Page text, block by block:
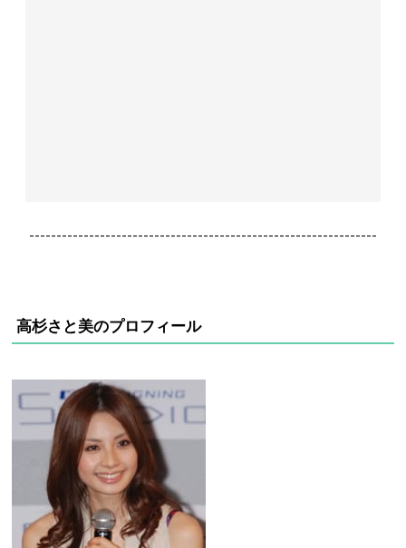
----------------------------------------------------------------
高杉さと美のプロフィール